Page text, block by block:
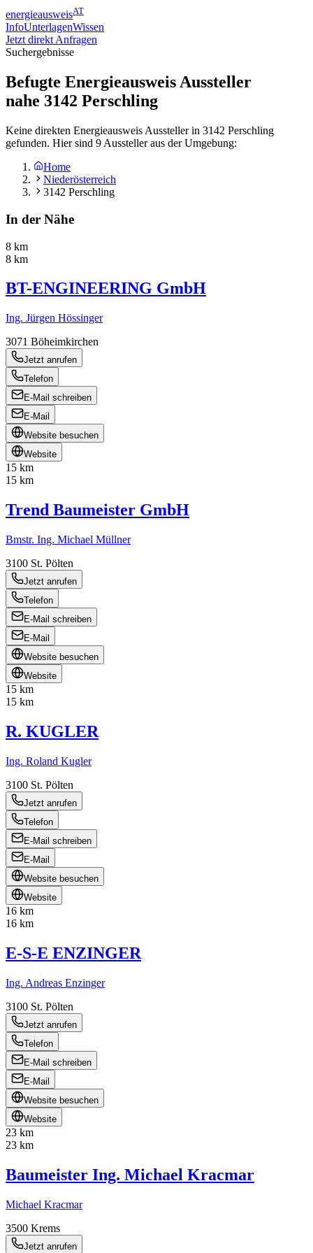
energieausweisAT
InfoUnterlagenWissen
Jetzt direkt Anfragen
Suchergebnisse
Befugte Energieausweis Aussteller
nahe 3142 Perschling
Keine direkten Energieausweis Aussteller in 3142 Perschling
gefunden. Hier sind 9 Aussteller aus der Umgebung:
Home
Niederösterreich
3142 Perschling
In der Nähe
8 km
8 km
BT-ENGINEERING GmbH
Ing. Jürgen Hössinger
3071 Böheimkirchen
Jetzt anrufen
Telefon
E-Mail schreiben
E-Mail
Website besuchen
Website
15 km
15 km
Trend Baumeister GmbH
Bmstr. Ing. Michael Müllner
3100 St. Pölten
Jetzt anrufen
Telefon
E-Mail schreiben
E-Mail
Website besuchen
Website
15 km
15 km
R. KUGLER
Ing. Roland Kugler
3100 St. Pölten
Jetzt anrufen
Telefon
E-Mail schreiben
E-Mail
Website besuchen
Website
16 km
16 km
E-S-E ENZINGER
Ing. Andreas Enzinger
3100 St. Pölten
Jetzt anrufen
Telefon
E-Mail schreiben
E-Mail
Website besuchen
Website
23 km
23 km
Baumeister Ing. Michael Kracmar
Michael Kracmar
3500 Krems
Jetzt anrufen